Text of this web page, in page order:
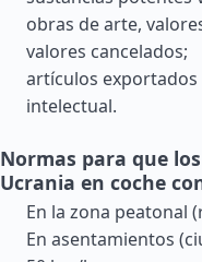
obras de arte,
valores cancelados;
artículos
intelectual.
Normas para que
Ucrania en coche
En la zona peatonal
En asentamientos